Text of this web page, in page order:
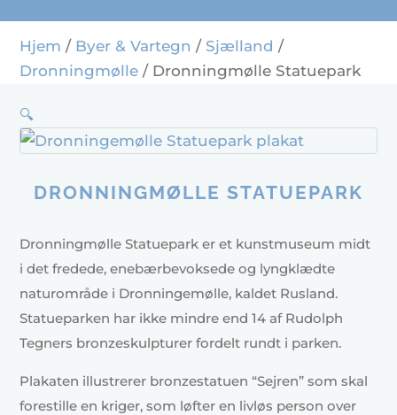
Hjem / Byer & Vartegn / Sjælland /
Dronningmølle / Dronningmølle Statuepark
🔍
DRONNINGMØLLE STATUEPARK
Dronningmølle Statuepark er et kunstmuseum midt
i det fredede, enebærbevoksede og lyngklædte
naturområde i Dronningemølle, kaldet Rusland.
Statueparken har ikke mindre end 14 af Rudolph
Tegners bronzeskulpturer fordelt rundt i parken.
Plakaten illustrerer bronzestatuen “Sejren” som skal
forestille en kriger, som løfter en livløs person over